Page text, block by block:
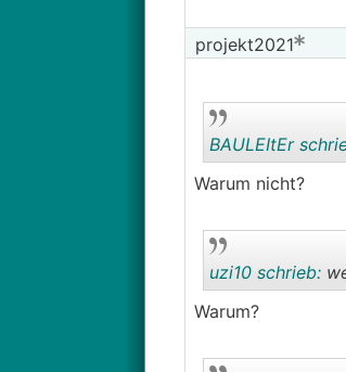
projekt2021
BAULEItEr
Warum nicht?
uzi10 schrieb:
Warum?